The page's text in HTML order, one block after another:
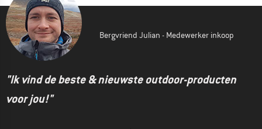
Bergvriend Julian - Medewerker inkoop
"Ik vind de beste & nieuwste outdoor-producten
voor jou!"